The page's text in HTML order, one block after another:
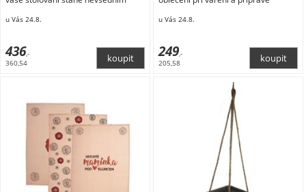
u Vás 24.8.
436,-
360,54
u Vás 24.8.
249,-
205,58